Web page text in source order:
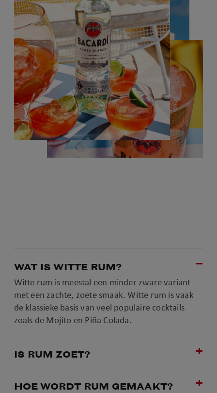
WAT IS WITTE RUM?
Witte rum is meestal een minder zware variant
met een zachte, zoete smaak. Witte rum is vaak
de klassieke basis van veel populaire cocktails
zoals de Mojito en Piña Colada.
IS RUM ZOET?
HOE WORDT RUM GEMAAKT?